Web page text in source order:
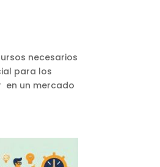
necesarios
para los
en un mercado